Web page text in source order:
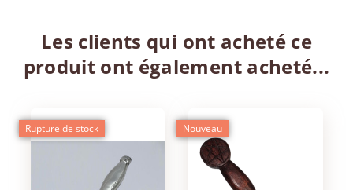
Les clients qui ont acheté ce
produit ont également acheté...
Rupture de stock Nouveau